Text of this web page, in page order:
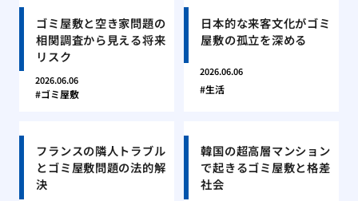
ゴミ屋敷と空き家問題の
相関調査から見える将来
リスク
2026.06.06
ゴミ屋敷
日本的な来客文化がゴミ
屋敷の孤立を深める
2026.06.06
生活
フランスの隣人トラブル
とゴミ屋敷問題の法的解
決
韓国の超高層マンション
で起きるゴミ屋敷と格差
社会